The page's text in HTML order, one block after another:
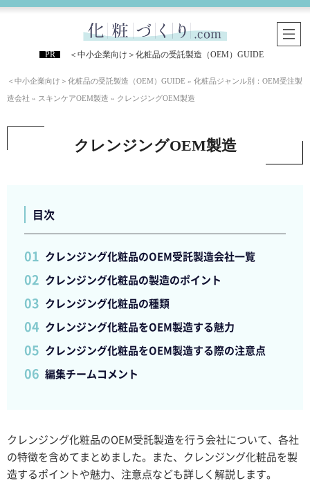
＜中小企業向け＞化粧品の受託製造（OEM）GUIDE
＜中小企業向け＞化粧品の受託製造（OEM）GUIDE » 化粧品ジャンル別：OEM受注製
造会社 » スキンケアOEM製造 » クレンジングOEM製造
クレンジングOEM製造
目次
クレンジング化粧品のOEM受託製造会社一覧
クレンジング化粧品の製造のポイント
クレンジング化粧品の種類
クレンジング化粧品をOEM製造する魅力
クレンジング化粧品をOEM製造する際の注意点
編集チームコメント
クレンジング化粧品のOEM受託製造を行う会社について、各社
の特徴を含めてまとめました。また、クレンジング化粧品を製
造するポイントや魅力、注意点なども詳しく解説します。